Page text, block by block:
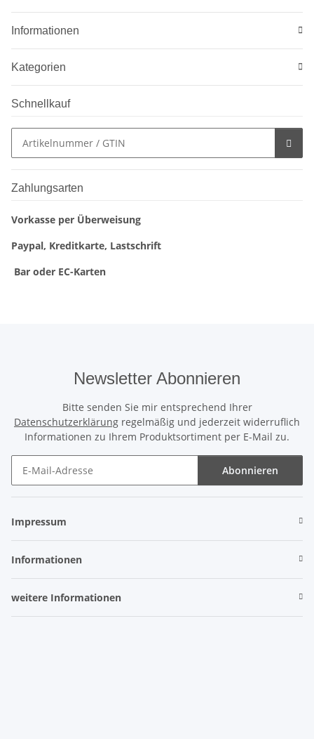
Informationen
Kategorien
Schnellkauf
Zahlungsarten
Vorkasse per Überweisung
Paypal, Kreditkarte, Lastschrift
Bar oder EC-Karten
Newsletter Abonnieren
Bitte senden Sie mir entsprechend Ihrer
Datenschutzerklärung regelmäßig und jederzeit widerruflich
Informationen zu Ihrem Produktsortiment per E-Mail zu.
Abonnieren
Impressum
Informationen
weitere Informationen